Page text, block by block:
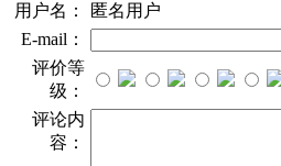
用户名：
匿名用户
E-mail：
评价等
级：
评论内
容：